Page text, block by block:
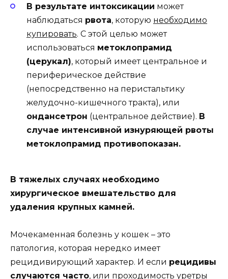
В результате интоксикации может
наблюдаться рвота, которую необходимо
купировать. С этой целью может
использоваться метоклопрамид
(церукал), который имеет центральное и
периферическое действие
(непосредственно на перистальтику
желудочно-кишечного тракта), или
ондансетрон (центральное действие). В
случае интенсивной изнуряющей рвоты
метоклопрамид противопоказан.
В тяжелых случаях необходимо
хирургическое вмешательство для
удаления крупных камней.
Мочекаменная болезнь у кошек – это
патология, которая нередко имеет
рецидивирующий характер. И если рецидивы
случаются часто, или проходимость уретры